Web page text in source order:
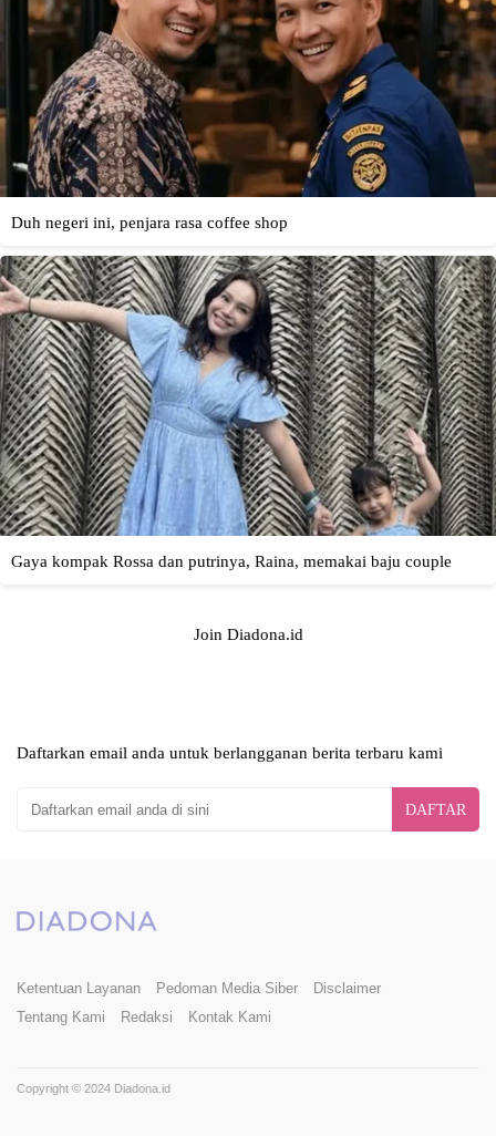
Join Diadona.id
Daftarkan email anda untuk berlangganan berita terbaru kami
DAFTAR
Ketentuan Layanan Pedoman Media Siber
Disclaimer
Tentang Kami
Redaksi Kontak Kami
Copyright © 2024 Diadona.id